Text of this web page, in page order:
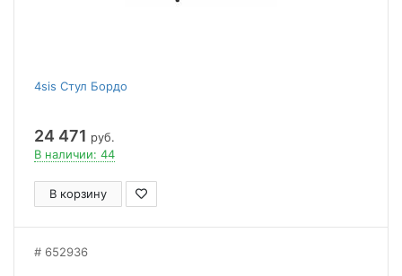
4sis Стул Бордо
24 471 руб.
В наличии: 44
В корзину
652936